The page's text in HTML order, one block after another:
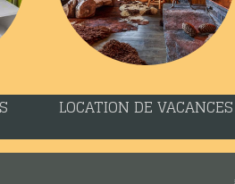
LOCATION DE VACANCES